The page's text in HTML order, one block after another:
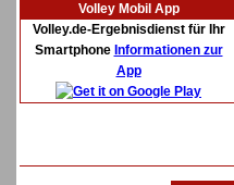
Volley Mobil App
Volley.de-Ergebnisdienst für Ihr
Smartphone Informationen zur
App